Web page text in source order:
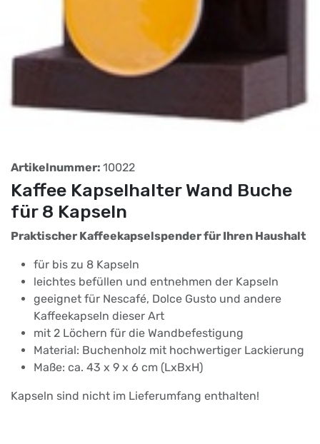
Artikelnummer: 10022
Kaffee Kapselhalter Wand Buche
für 8 Kapseln
Praktischer Kaffeekapselspender für Ihren Haushalt
für bis zu 8 Kapseln
leichtes befüllen und entnehmen der Kapseln
geeignet für Nescafé, Dolce Gusto und andere
Kaffeekapseln dieser Art
mit 2 Löchern für die Wandbefestigung
Material: Buchenholz mit hochwertiger Lackierung
Maße: ca. 43 x 9 x 6 cm (LxBxH)
Kapseln sind nicht im Lieferumfang enthalten!